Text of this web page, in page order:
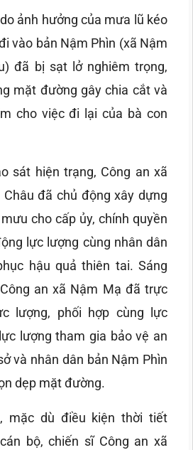
ảnh hưởng của mưa lũ kéo
vào bản Nậm Phìn (xã Nậm
đã bị sạt lở nghiêm trọng,
mặt đường gây chia cắt và
cho việc đi lại của bà con
sát hiện trạng, Công an xã
đã chủ động xây dựng
cho cấp ủy, chính quyền
lực lượng cùng nhân dân
hậu quả thiên tai. Sáng
an xã Nậm Mạ đã trực
lượng, phối hợp cùng lực
lượng tham gia bảo vệ an
và nhân dân bản Nậm Phìn
dẹp mặt đường.
mặc dù điều kiện thời tiết
bộ, chiến sĩ Công an xã